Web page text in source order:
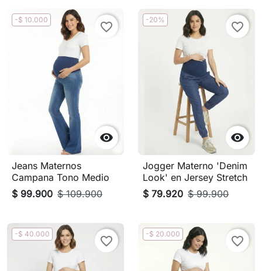
-$ 10.000

favorite_border
Jeans Maternos
Campana Tono Medio
$ 99.900 $ 109.900
-20%

favorite_border
Jogger Materno 'Denim
Look' en Jersey Stretch
$ 79.920 $ 99.900
-$ 40.000
favorite_border
-$ 20.000
favorite_border